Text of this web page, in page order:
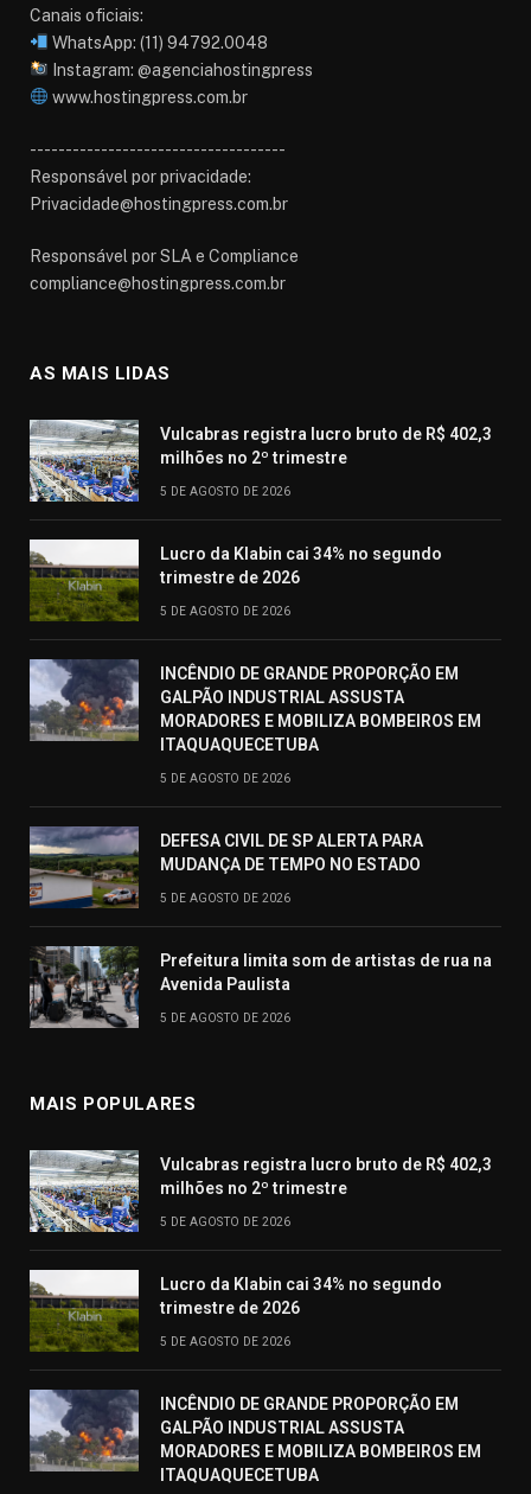
Canais oficiais:
WhatsApp: (11) 94792.0048
Instagram: @agenciahostingpress
www.hostingpress.com.br⁠
------------------------------------
Responsável por privacidade:
Privacidade@hostingpress.com.br
Responsável por SLA e Compliance
compliance@hostingpress.com.br
AS MAIS LIDAS
Vulcabras registra lucro bruto de R$ 402,3
milhões no 2º trimestre
5 DE AGOSTO DE 2026
Lucro da Klabin cai 34% no segundo
trimestre de 2026
5 DE AGOSTO DE 2026
INCÊNDIO DE GRANDE PROPORÇÃO EM
GALPÃO INDUSTRIAL ASSUSTA
MORADORES E MOBILIZA BOMBEIROS EM
ITAQUAQUECETUBA
5 DE AGOSTO DE 2026
DEFESA CIVIL DE SP ALERTA PARA
MUDANÇA DE TEMPO NO ESTADO
5 DE AGOSTO DE 2026
Prefeitura limita som de artistas de rua na
Avenida Paulista
5 DE AGOSTO DE 2026
MAIS POPULARES
Vulcabras registra lucro bruto de R$ 402,3
milhões no 2º trimestre
5 DE AGOSTO DE 2026
Lucro da Klabin cai 34% no segundo
trimestre de 2026
5 DE AGOSTO DE 2026
INCÊNDIO DE GRANDE PROPORÇÃO EM
GALPÃO INDUSTRIAL ASSUSTA
MORADORES E MOBILIZA BOMBEIROS EM
ITAQUAQUECETUBA